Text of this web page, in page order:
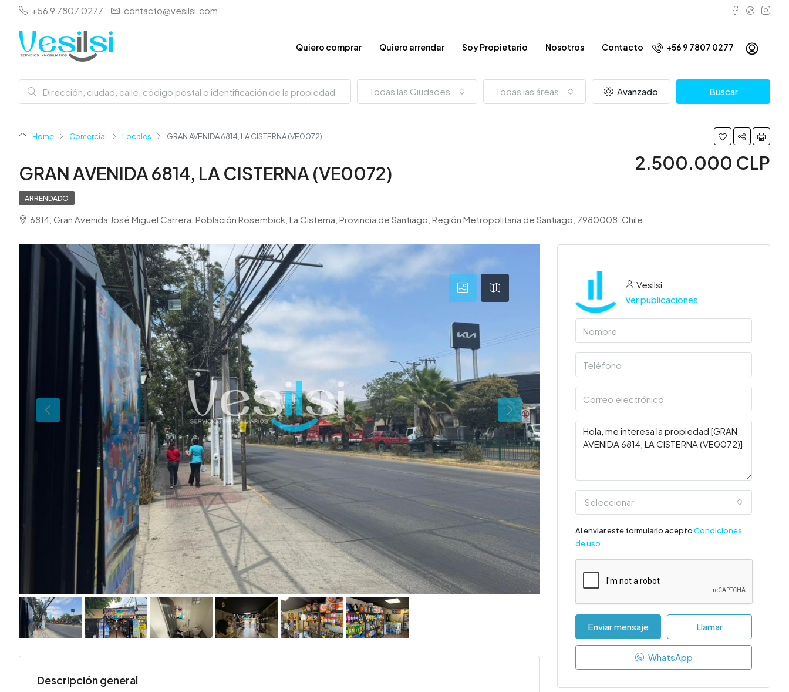
+56 9 7807 0277 contacto@vesilsi.com
Quiero comprar Quiero arrendar Soy Propietario Nosotros Contacto +56 9 7807 0277
Todas las Ciudades Todas las áreas Avanzado Buscar
Home Comercial Locales GRAN AVENIDA 6814, LA CISTERNA (VE0072)
GRAN AVENIDA 6814, LA CISTERNA (VE0072) 2.500.000 CLP
ARRENDADO
6814, Gran Avenida José Miguel Carrera, Población Rosembick, La Cisterna, Provincia de Santiago, Región Metropolitana de Santiago, 7980008, Chile
Descripción general
Vesilsi
Ver publicaciones
Seleccionar
Al enviar este formulario aceptoCondiciones
de uso
Enviar mensaje Llamar
WhatsApp